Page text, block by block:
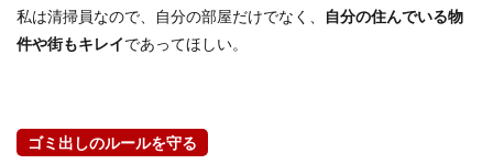
私は清掃員なので、自分の部屋だけでなく、
自分の住んでいる物
件や街もキレイであってほしい。
ゴミ出しのルールを守る